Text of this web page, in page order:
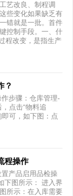
艺改良、制程调
些变化如果缺乏有
错就是一批。首件
控制手段。一、什
程改变，是指生产
？
步骤：仓库管理-
点击“物料追
可，如下图：点
程操作
产品启用品检操
下图所示： 进入界
所示：在入库需要